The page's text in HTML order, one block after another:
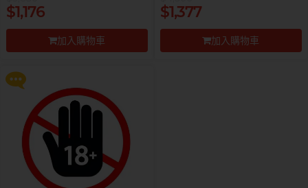
$1,176
加入購物車
$1,377
加入購物車
$99 換購 Smile Makers 私密潤滑
液 0% Paraben 60ml 一支
更多優惠